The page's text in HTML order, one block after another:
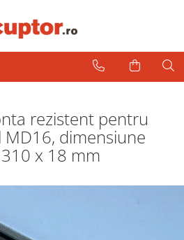
rezistent pentru
MD16, dimensiune
x 18 mm